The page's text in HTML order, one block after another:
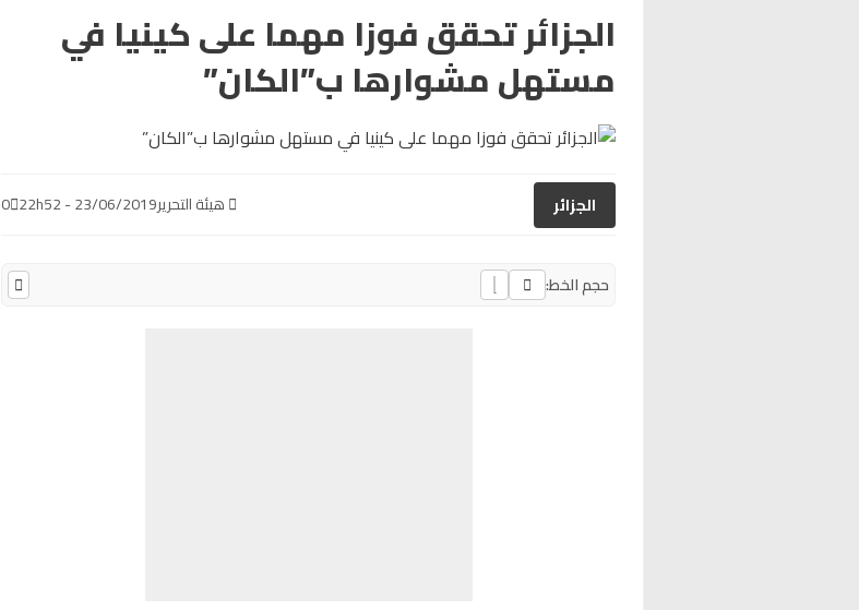
الجزائر تحقق فوزا مهما على كينيا في
مستهل مشوارها ب”الكان”
الجزائر هيئة التحرير23/06/2019 - 22h52
0
حجم الخط: